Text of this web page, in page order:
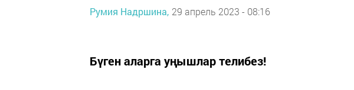
Румия Надршина, 29 апрель 2023 - 08:16
Бүген аларга уңышлар телибез!